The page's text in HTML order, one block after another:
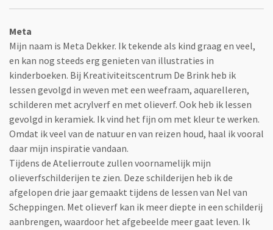
Meta
Mijn naam is Meta Dekker. Ik tekende als kind graag en veel,
en kan nog steeds erg genieten van illustraties in
kinderboeken. Bij Kreativiteitscentrum De Brink heb ik
lessen gevolgd in weven met een weefraam, aquarelleren,
schilderen met acrylverf en met olieverf. Ook heb ik lessen
gevolgd in keramiek. Ik vind het fijn om met kleur te werken.
Omdat ik veel van de natuur en van reizen houd, haal ik vooral
daar mijn inspiratie vandaan.
Tijdens de Atelierroute zullen voornamelijk mijn
olieverfschilderijen te zien. Deze schilderijen heb ik de
afgelopen drie jaar gemaakt tijdens de lessen van Nel van
Scheppingen. Met olieverf kan ik meer diepte in een schilderij
aanbrengen, waardoor het afgebeelde meer gaat leven. Ik